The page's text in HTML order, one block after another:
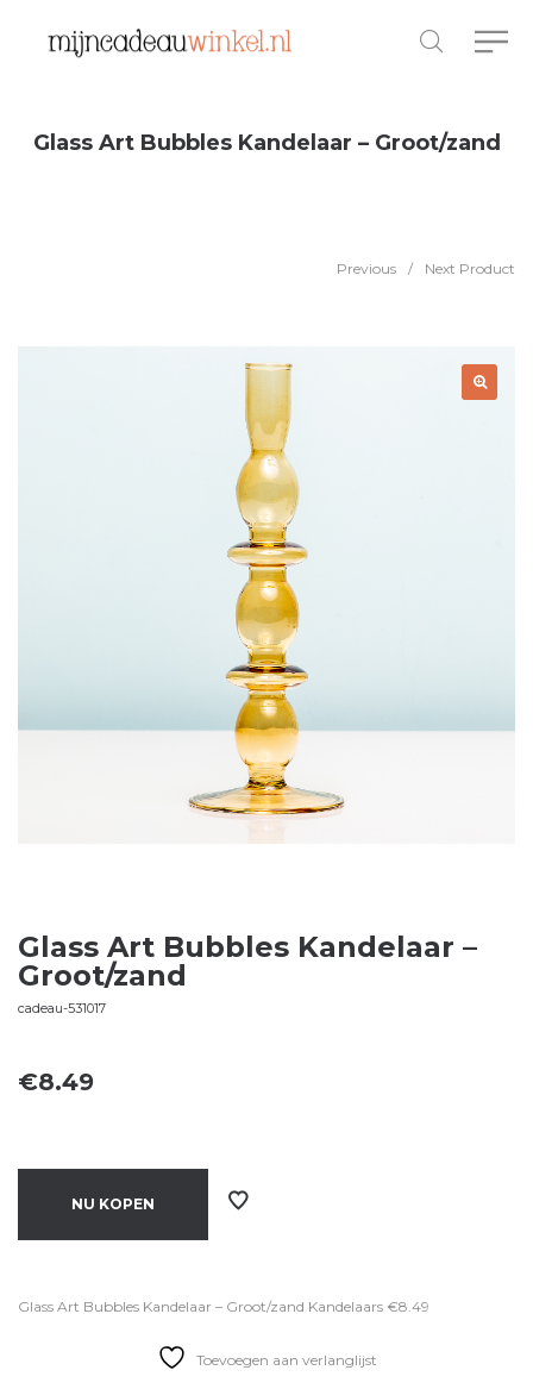
Glass Art Bubbles Kandelaar – Groot/zand
Previous / Next Product
Glass Art Bubbles Kandelaar –
Groot/zand
cadeau-531017
€8.49
NU KOPEN
Glass Art Bubbles Kandelaar – Groot/zand Kandelaars €8.49
Toevoegen aan verlanglijst